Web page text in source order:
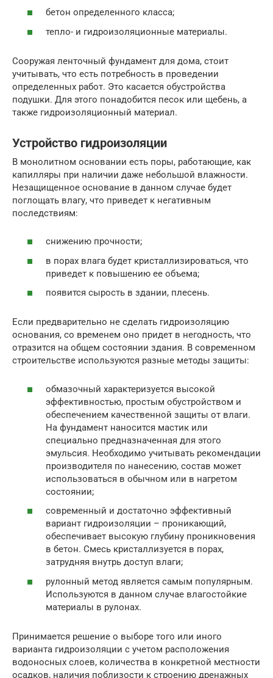
бетон определенного класса;
тепло- и гидроизоляционные материалы.
Сооружая ленточный фундамент для дома, стоит
учитывать, что есть потребность в проведении
определенных работ. Это касается обустройства
подушки. Для этого понадобится песок или щебень, а
также гидроизоляционный материал.
Устройство гидроизоляции
В монолитном основании есть поры, работающие, как
капилляры при наличии даже небольшой влажности.
Незащищенное основание в данном случае будет
поглощать влагу, что приведет к негативным
последствиям:
снижению прочности;
в порах влага будет кристаллизироваться, что
приведет к повышению ее объема;
появится сырость в здании, плесень.
Если предварительно не сделать гидроизоляцию
основания, со временем оно придет в негодность, что
отразится на общем состоянии здания. В современном
строительстве используются разные методы защиты:
обмазочный характеризуется высокой
эффективностью, простым обустройством и
обеспечением качественной защиты от влаги.
На фундамент наносится мастик или
специально предназначенная для этого
эмульсия. Необходимо учитывать рекомендации
производителя по нанесению, состав может
использоваться в обычном или в нагретом
состоянии;
современный и достаточно эффективный
вариант гидроизоляции – проникающий,
обеспечивает высокую глубину проникновения
в бетон. Смесь кристаллизуется в порах,
затрудняя внутрь доступ влаги;
рулонный метод является самым популярным.
Используются в данном случае влагостойкие
материалы в рулонах.
Принимается решение о выборе того или иного
варианта гидроизоляции с учетом расположения
водоносных слоев, количества в конкретной местности
осадков, наличия поблизости к строению дренажных